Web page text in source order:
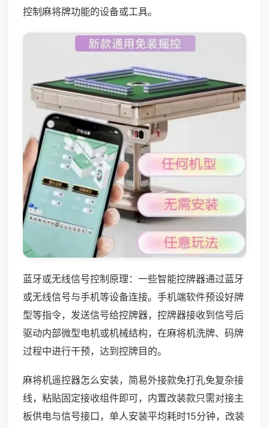
控制麻将牌功能的设备或工具。
蓝牙或无线信号控制原理：一些智能控牌器通过蓝牙
或无线信号与手机等设备连接。手机端软件预设好牌
型等指令，发送信号给控牌器，控牌器接收到信号后
驱动内部微型电机或机械结构，在麻将机洗牌、码牌
过程中进行干预，达到控牌目的。
麻将机遥控器怎么安装，简易外接款免打孔免复杂接
线，粘贴固定接收组件即可，内置改装款只需对接主
板供电与信号接口，单人安装平均耗时15分钟，改装